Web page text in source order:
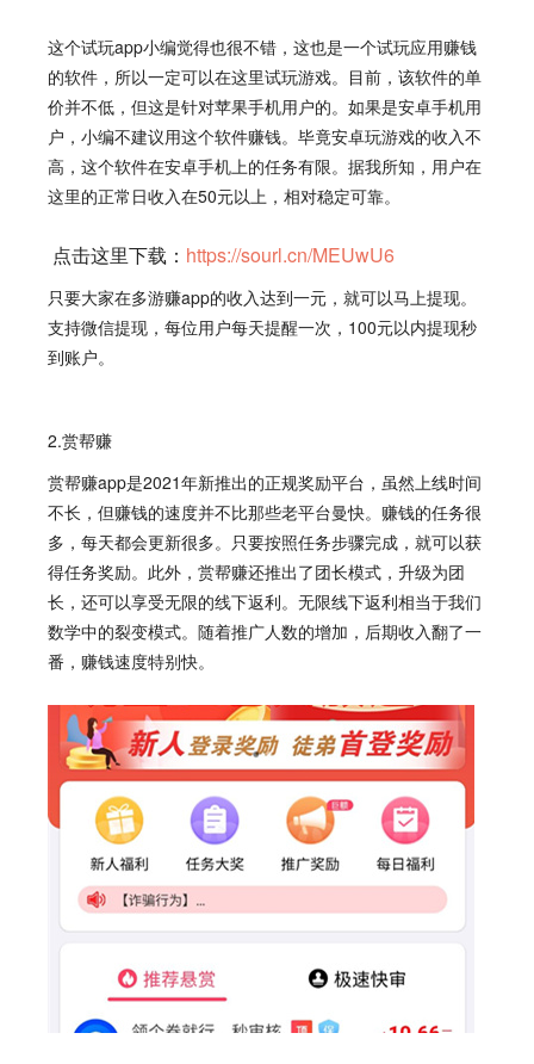
这个试玩app小编觉得也很不错，这也是一个试玩应用赚钱
的软件，所以一定可以在这里试玩游戏。目前，该软件的单
价并不低，但这是针对苹果手机用户的。如果是安卓手机用
户，小编不建议用这个软件赚钱。毕竟安卓玩游戏的收入不
高，这个软件在安卓手机上的任务有限。据我所知，用户在
这里的正常日收入在50元以上，相对稳定可靠。
点击这里下载： https://sourl.cn/MEUwU6
只要大家在多游赚app的收入达到一元，就可以马上提现。
支持微信提现，每位用户每天提醒一次，100元以内提现秒
到账户。
2.赏帮赚
赏帮赚app是2021年新推出的正规奖励平台，虽然上线时间
不长，但赚钱的速度并不比那些老平台曼快。赚钱的任务很
多，每天都会更新很多。只要按照任务步骤完成，就可以获
得任务奖励。此外， 赏帮赚还推出了团长模式，升级为团
长，还可以享受无限的线下返利。无限线下返利相当于我们
数学中的裂变模式。随着推广人数的增加，后期收入翻了一
番，赚钱速度特别快。